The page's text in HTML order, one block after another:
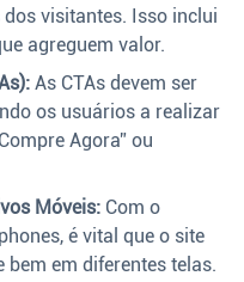
visitantes. Isso inclui
agreguem valor.
As CTAs devem ser
os usuários a realizar
Agora” ou
Móveis: Com o
é vital que o site
bem em diferentes telas.